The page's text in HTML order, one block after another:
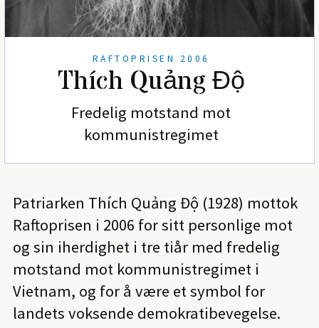
RAFTOPRISEN 2006
Thích Quảng Độ
Fredelig motstand mot
kommunistregimet
Patriarken Thích Quảng Độ (1928) mottok
Raftoprisen i 2006 for sitt personlige mot
og sin iherdighet i tre tiår med fredelig
motstand mot kommunistregimet i
Vietnam, og for å være et symbol for
landets voksende demokratibevegelse.